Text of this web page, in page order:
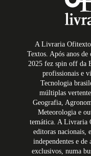
A Livraria
Textos. Após anos
2025 fez spin off da
profissionais e
Tecnologia
múltiplas
Geografia,
Meteorologia e
temática. A Livraria
editoras nacionais,
independentes e
exclusivos, numa